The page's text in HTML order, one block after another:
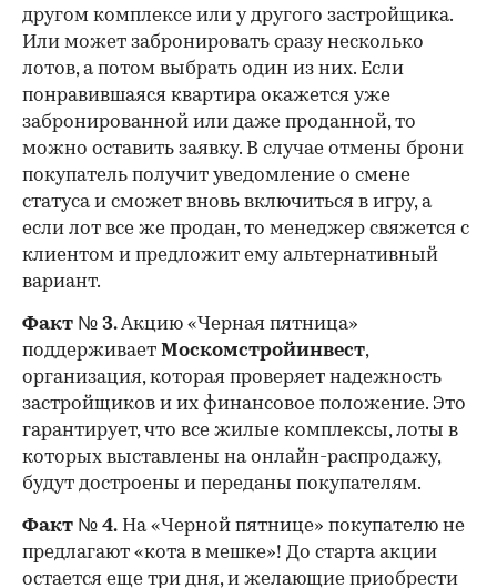
другом комплексе или у другого застройщика.
Или может забронировать сразу несколько
лотов, а потом выбрать один из них. Если
понравившаяся квартира окажется уже
забронированной или даже проданной, то
можно оставить заявку. В случае отмены брони
покупатель получит уведомление о смене
статуса и сможет вновь включиться в игру, а
если лот все же продан, то менеджер свяжется с
клиентом и предложит ему альтернативный
вариант.
Факт № 3.Акцию «Черная пятница»
поддерживает Москомстройинвест,
организация, которая проверяет надежность
застройщиков и их финансовое положение. Это
гарантирует, что все жилые комплексы, лоты в
которых выставлены на онлайн-распродажу,
будут достроены и переданы покупателям.
Факт № 4. На «Черной пятнице» покупателю не
предлагают «кота в мешке»! До старта акции
остается еще три дня, и желающие приобрести